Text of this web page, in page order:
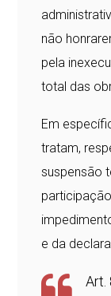
não
pela
total das
Em
tratam,
suspensão
e da
Art.